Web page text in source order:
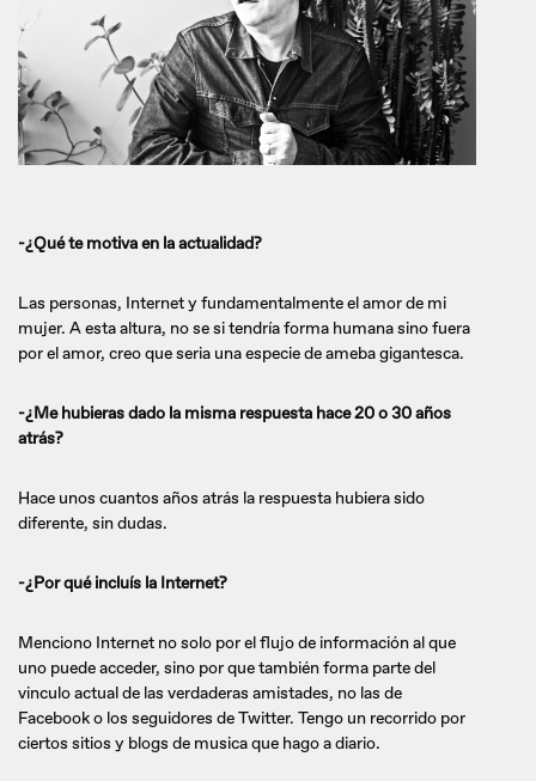
-¿Qué te motiva en la actualidad?
Las personas, Internet y fundamentalmente el amor de mi
mujer. A esta altura, no se si tendría forma humana sino fuera
por el amor, creo que seria una especie de ameba gigantesca.
-¿Me hubieras dado la misma respuesta hace 20 o 30 años
atrás?
Hace unos cuantos años atrás la respuesta hubiera sido
diferente, sin dudas.
-¿Por qué incluís la Internet?
Menciono Internet no solo por el flujo de información al que
uno puede acceder, sino por que también forma parte del
vinculo actual de las verdaderas amistades, no las de
Facebook o los seguidores de Twitter. Tengo un recorrido por
ciertos sitios y blogs de musica que hago a diario.